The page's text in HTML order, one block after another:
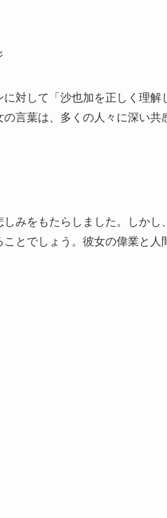
対して「沙也加を正しく理解
言葉は、多くの人々に深い
みをもたらしました。しかし
とでしょう。彼女の偉業と